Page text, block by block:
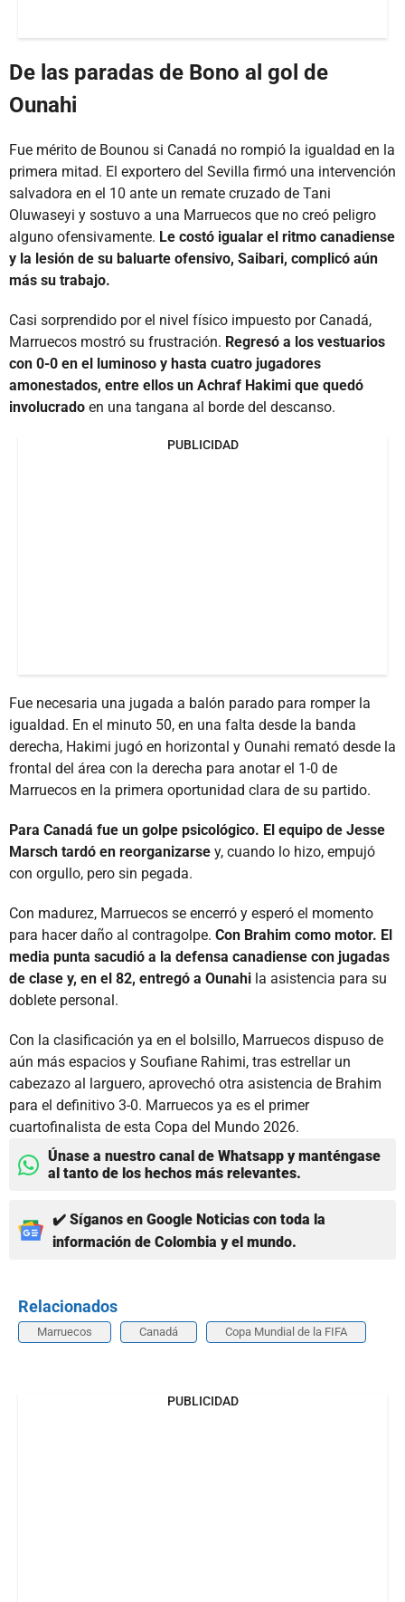
De las paradas de Bono al gol de
Ounahi
Fue mérito de Bounou si Canadá no rompió la igualdad en la
primera mitad. El exportero del Sevilla firmó una intervención
salvadora en el 10 ante un remate cruzado de Tani
Oluwaseyi y sostuvo a una Marruecos que no creó peligro
alguno ofensivamente. Le costó igualar el ritmo canadiense
y la lesión de su baluarte ofensivo, Saibari, complicó aún
más su trabajo.
Casi sorprendido por el nivel físico impuesto por Canadá,
Marruecos mostró su frustración. Regresó a los vestuarios
con 0-0 en el luminoso y hasta cuatro jugadores
amonestados, entre ellos un Achraf Hakimi que quedó
involucrado en una tangana al borde del descanso.
PUBLICIDAD
Fue necesaria una jugada a balón parado para romper la
igualdad. En el minuto 50, en una falta desde la banda
derecha, Hakimi jugó en horizontal y Ounahi remató desde la
frontal del área con la derecha para anotar el 1-0 de
Marruecos en la primera oportunidad clara de su partido.
Para Canadá fue un golpe psicológico. El equipo de Jesse
Marsch tardó en reorganizarse y, cuando lo hizo, empujó
con orgullo, pero sin pegada.
Con madurez, Marruecos se encerró y esperó el momento
para hacer daño al contragolpe. Con Brahim como motor. El
media punta sacudió a la defensa canadiense con jugadas
de clase y, en el 82, entregó a Ounahi la asistencia para su
doblete personal.
Con la clasificación ya en el bolsillo, Marruecos dispuso de
aún más espacios y Soufiane Rahimi, tras estrellar un
cabezazo al larguero, aprovechó otra asistencia de Brahim
para el definitivo 3-0. Marruecos ya es el primer
cuartofinalista de esta Copa del Mundo 2026.
Únase a nuestro canal de Whatsapp y manténgase
al tanto de los hechos más relevantes.
✔️ Síganos en Google Noticias con toda la
información de Colombia y el mundo.
Relacionados
Marruecos Canadá Copa Mundial de la FIFA
PUBLICIDAD